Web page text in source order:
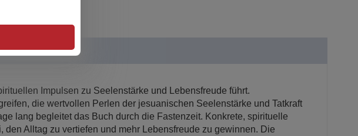
Impulsen zu Seelenstärke und Lebensfreude führt.
die wertvollen Perlen der jesuanischen Seelenstärke und Tatkraft
lang begleitet das Buch durch die Fastenzeit. Konkrete, spirituelle
Alltag zu vertiefen und mehr Lebensfreude zu gewinnen. Die